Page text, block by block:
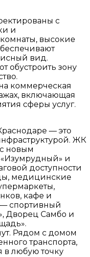
с
и
высокие
вид.
обустроить зону
коммерческая
включающая
сферы услуг.
— это
ЖК
новым
и
доступности
медицинские
кафе и
— спортивный
Дворец Самбо и
Рядом с домом
транспорта,
в любую точку